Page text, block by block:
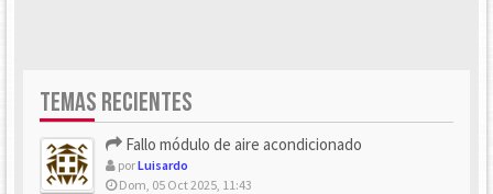
TEMAS RECIENTES
Fallo módulo de aire acondicionado
porLuisardo
Dom, 05 Oct 2025, 11:43